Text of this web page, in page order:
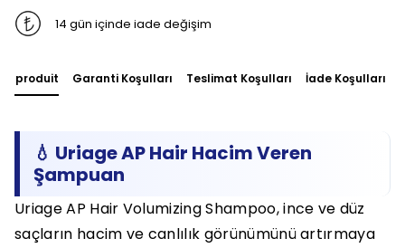
14 gün içinde iade değişim
produit Garanti Koşulları Teslimat Koşulları İade Koşulları
💧 Uriage AP Hair Hacim Veren
Şampuan
Uriage AP Hair Volumizing Shampoo, ince ve düz
saçların hacim ve canlılık görünümünü artırmaya